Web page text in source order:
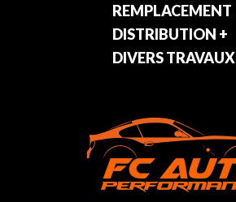
REMPLACEMENT
DISTRIBUTION +
DIVERS TRAVAUX